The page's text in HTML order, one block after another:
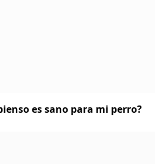
es sano para mi perro?